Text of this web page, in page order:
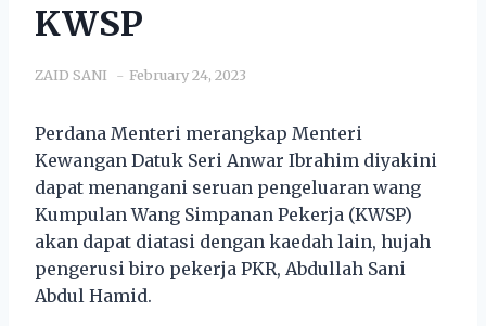
KWSP
ZAID SANI February 24, 2023
Perdana Menteri merangkap Menteri
Kewangan Datuk Seri Anwar Ibrahim diyakini
dapat menangani seruan pengeluaran wang
Kumpulan Wang Simpanan Pekerja (KWSP)
akan dapat diatasi dengan kaedah lain, hujah
pengerusi biro pekerja PKR, Abdullah Sani
Abdul Hamid.